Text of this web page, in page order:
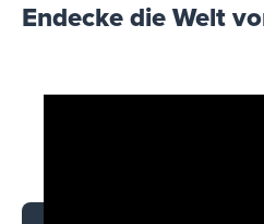
Endecke die Welt